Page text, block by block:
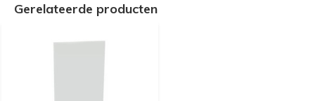
Gerelateerde producten